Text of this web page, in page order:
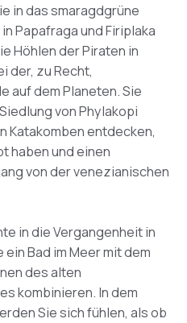
in das smaragdgrüne
Papafraga und Firiplaka
Höhlen der Piraten in
der, zu Recht,
auf dem Planeten. Sie
von Phylakopi
Katakomben entdecken,
haben und einen
von der venezianischen
in die Vergangenheit in
Bad im Meer mit dem
des alten
kombinieren. In dem
Sie sich fühlen, als ob